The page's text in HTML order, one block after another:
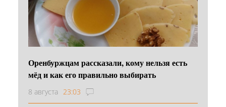
Оренбуржцам рассказали, кому нельзя есть
мёд и как его правильно выбирать
8 августа 23:03